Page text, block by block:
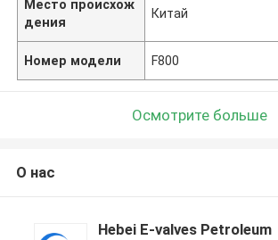
Место происхож
дения
Китай
Номер модели F800
Осмотрите больше
О нас
Hebei E-valves Petroleum